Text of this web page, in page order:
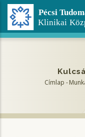
Ugrás
tartalomra
Címlap -